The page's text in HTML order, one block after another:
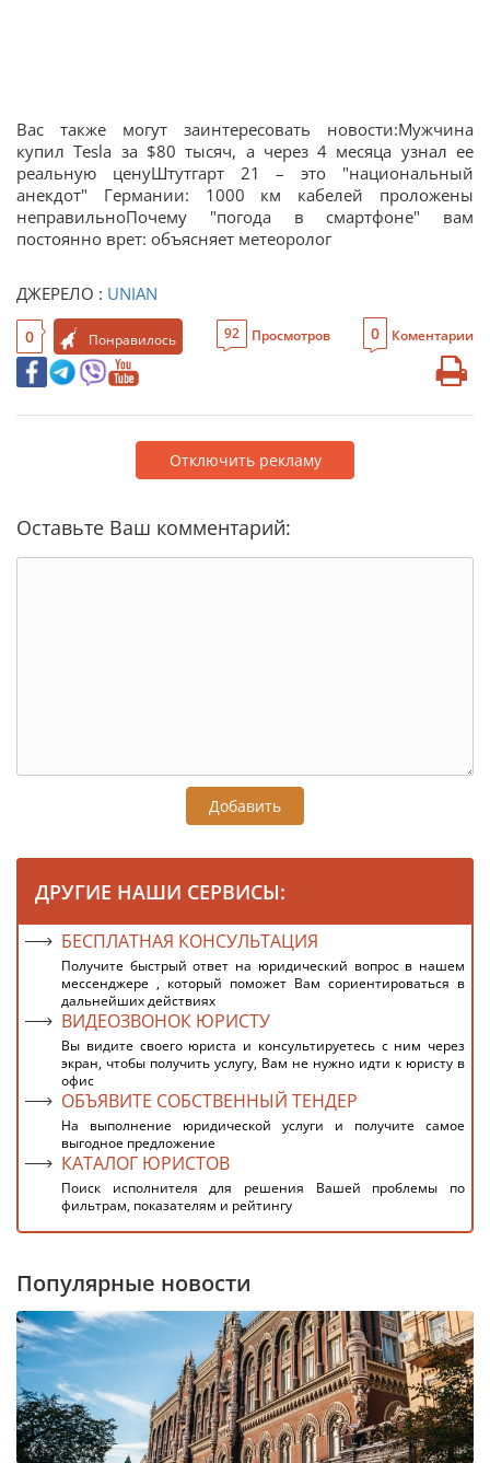
Вас также могут заинтересовать новости:Мужчина
купил Tesla за $80 тысяч, а через 4 месяца узнал ее
реальную ценуШтутгарт 21 – это "национальный
анекдот" Германии: 1000 км кабелей проложены
неправильноПочему "погода в смартфоне" вам
постоянно врет: объясняет метеоролог
ДЖЕРЕЛО : UNIAN
0 Понравилось 92 Просмотров 0 Коментарии
Отключить рекламу
Оставьте Ваш комментарий:
Добавить
ДРУГИЕ НАШИ СЕРВИСЫ:
БЕСПЛАТНАЯ КОНСУЛЬТАЦИЯ
Получите быстрый ответ на юридический вопрос в нашем
мессенджере , который поможет Вам сориентироваться в
дальнейших действиях
ВИДЕОЗВОНОК ЮРИСТУ
Вы видите своего юриста и консультируетесь с ним через
экран, чтобы получить услугу, Вам не нужно идти к юристу в
офис
ОБЪЯВИТЕ СОБСТВЕННЫЙ ТЕНДЕР
На выполнение юридической услуги и получите самое
выгодное предложение
КАТАЛОГ ЮРИСТОВ
Поиск исполнителя для решения Вашей проблемы по
фильтрам, показателям и рейтингу
Популярные новости